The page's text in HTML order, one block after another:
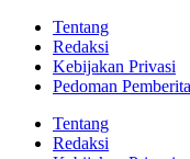
Tentang
Redaksi
Kebijakan Privasi
Pedoman
Tentang
Redaksi